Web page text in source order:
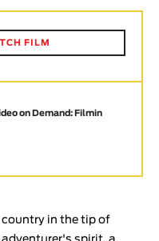
FILM
on Demand: Filmin
in the tip of